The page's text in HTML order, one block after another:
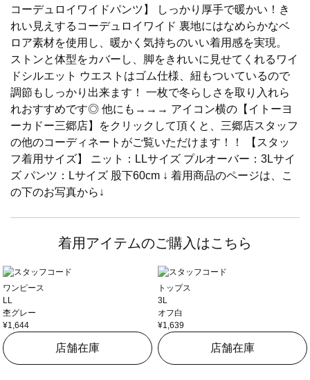
コーデュロイワイドパンツ】 しっかり厚手で暖かい！き
れい見えするコーデュロイワイド 裏地にはなめらかなベ
ロア素材を使用し、暖かく気持ちのいい着用感を実現。
ストンと体型をカバーし、脚をきれいに見せてくれるワイ
ドシルエット ウエストはゴム仕様、紐もついているので
調節もしっかり出来ます！ 一枚で冬らしさを取り入れら
れおすすめです◎ 他にも→→→ アイコン横の【イトーヨ
ーカドー三郷店】をクリックして頂くと、三郷店スタッフ
の他のコーディネートがご覧いただけます！！ 【スタッ
フ着用サイズ】 ニット：LLサイズ プルオーバー：3Lサイ
ズ パンツ：Lサイズ 股下60cm ↓ 着用商品のページは、こ
の下のお写真から↓
着用アイテムのご購入はこちら
ワンピース
LL
杢グレー
¥1,644
店舗在庫
トップス
3L
オフ白
¥1,639
店舗在庫